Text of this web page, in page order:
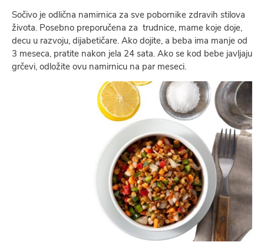
Sočivo je odlična namirnica za sve pobornike zdravih stilova
života. Posebno preporučena za trudnice, mame koje doje,
decu u razvoju, dijabetičare. Ako dojite, a beba ima manje od
3 meseca, pratite nakon jela 24 sata. Ako se kod bebe javljaju
grčevi, odložite ovu namirnicu na par meseci.